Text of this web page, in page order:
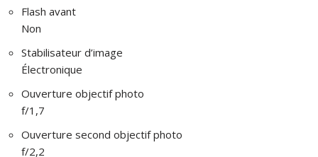
Flash avant
Non
Stabilisateur d’image
Électronique
Ouverture objectif photo
f/1,7
Ouverture second objectif photo
f/2,2